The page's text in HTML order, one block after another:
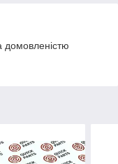
домовленістю